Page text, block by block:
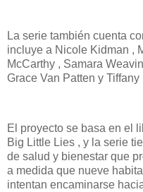
La serie también cuenta
incluye a Nicole Kidman ,
McCarthy , Samara
Grace Van Patten y Tiffany
El proyecto se basa en el
Big Little Lies , y la serie
de salud y bienestar que
a medida que nueve
intentan encaminarse